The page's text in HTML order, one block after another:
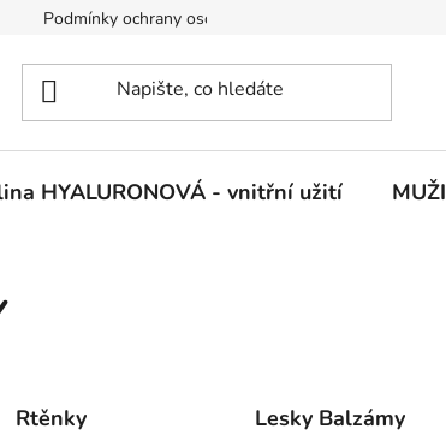
Podmínky ochrany osobních údajů
HYALURONOVÁ - vnitřní užití MUŽI
Rtěnky Lesky Balzámy